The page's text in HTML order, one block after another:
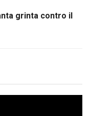
grinta contro il